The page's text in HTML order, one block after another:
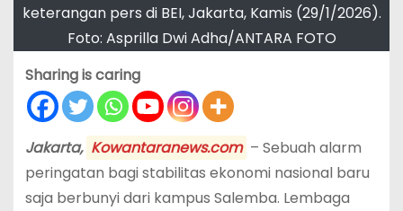
keterangan pers di BEI, Jakarta, Kamis (29/1/2026).
Foto: Asprilla Dwi Adha/ANTARA FOTO
Sharing is caring
Jakarta, Kowantaranews.com – Sebuah alarm
peringatan bagi stabilitas ekonomi nasional baru
saja berbunyi dari kampus Salemba. Lembaga